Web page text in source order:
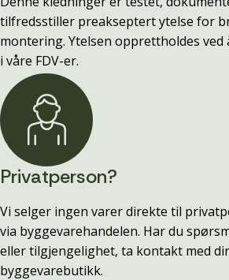
tilfredsstiller preakseptert ytelse for
montering. Ytelsen opprettholdes ved
i våre FDV-er.
Privatperson?
Vi selger ingen varer direkte til
via byggevarehandelen. Har du
eller tilgjengelighet, ta kontakt med
byggevarebutikk.